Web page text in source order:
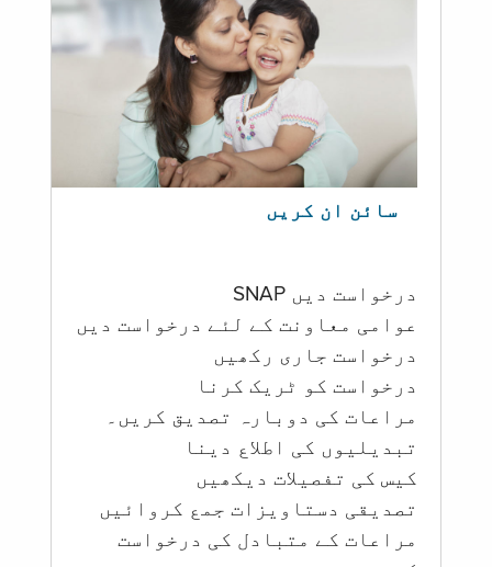
سائن ان کریں
درخواست دیں SNAP
عوامی معاونت کے لئے درخواست دیں
درخواست جاری رکھیں
درخواست کو ٹریک کرنا
مراعات کی دوبارہ تصدیق کریں۔
تبدیلیوں کی اطلاع دینا
کیس کی تفصیلات دیکھیں
تصدیقی دستاویزات جمع کروائیں
مراعات کے متبادل کی درخواست